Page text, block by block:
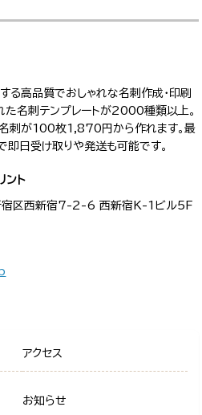
高品質でおしゃれな名刺作成・印刷
た名刺テンプレートが2000種類以上。
刺が100枚1,870円から作れます。最
日受け取りや発送も可能です。
ント
区西新宿7-2-6 西新宿K-1ビル5F
アクセス
お知らせ